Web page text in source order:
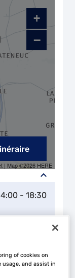
- 18:30
+
−
| Map ©2026 HERE
of cookies on
usage, and assist in